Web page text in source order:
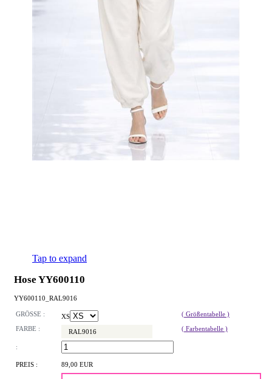
Tap to expand
Hose YY600110
YY600110_RAL9016
GRÖSSE : XS
( Größentabelle )
FARBE :
RAL9016 ( Farbentabelle )
:
PREIS : 89,00 EUR